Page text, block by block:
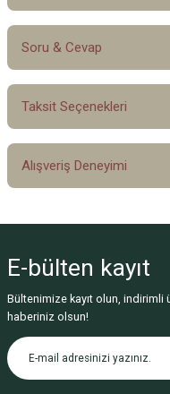
Bu
Soru & Cevap
Ürün
Taksit Seçenekleri
Alışveriş Deneyimi
E-bülten kayıt
Bültenimize kayıt olun,
haberiniz olsun!